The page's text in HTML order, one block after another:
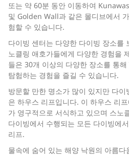
또는 약 60분 동안 이동하여
및 Golden Wall과 같은 몰디브에서
험할 수 있습니다.
다이빙 센터는 다양한 다이빙 장소를
노클링 애호가들에게 다양한 경험을
들은 30개 이상의 다양한 장소를 통
탐험하는 경험을 즐길 수 있습니다.
방문할 만한 명소가 많이 있지만 다
은 하우스 리프입니다. 이 하우스 리
가 영구적으로 서식하고 있으며 스노
다이빙에서 수행되는 모든 다이빙에
리프.
물속에 숨어 있는 해양 낙원의 아름